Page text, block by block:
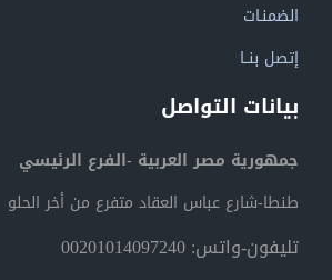
الضمنـات
إتصل بنــا
بيانات التواصل
جمهورية مصر العربية -الفرع الرئيسي
طنطا-شارع عباس العقاد متفرع من أخر الحلو
تليفون-واتس: 00201014097240